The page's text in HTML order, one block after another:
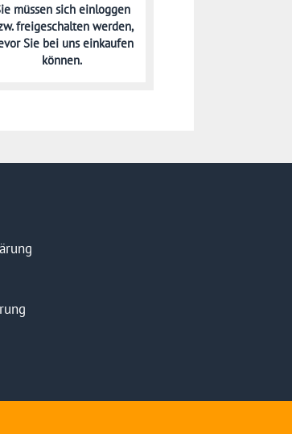
müssen sich einloggen
freigeschalten werden,
Sie bei uns einkaufen
können.